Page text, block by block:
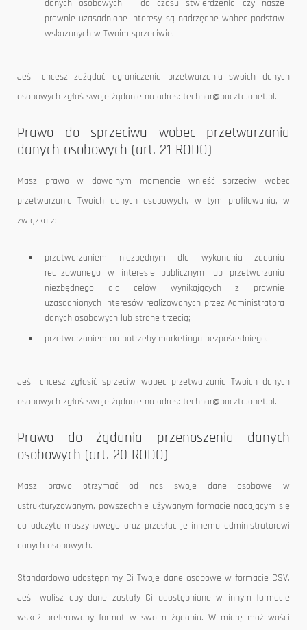
danych osobowych – do czasu stwierdzenia czy nasze
prawnie uzasadnione interesy są nadrzędne wobec podstaw
wskazanych w Twoim sprzeciwie.
Jeśli chcesz zażądać ograniczenia przetwarzania swoich danych
osobowych zgłoś swoje żądanie na adres: technar@poczta.onet.pl.
Prawo do sprzeciwu wobec przetwarzania
danych osobowych (art. 21 RODO)
Masz prawo w dowolnym momencie wnieść sprzeciw wobec
przetwarzania Twoich danych osobowych, w tym profilowania, w
związku z:
przetwarzaniem niezbędnym dla wykonania zadania
realizowanego w interesie publicznym lub przetwarzania
niezbędnego dla celów wynikających z prawnie
uzasadnionych interesów realizowanych przez Administratora
danych osobowych lub stronę trzecią;
przetwarzaniem na potrzeby marketingu bezpośredniego.
Jeśli chcesz zgłosić sprzeciw wobec przetwarzania Twoich danych
osobowych zgłoś swoje żądanie na adres: technar@poczta.onet.pl.
Prawo do żądania przenoszenia danych
osobowych (art. 20 RODO)
Masz prawo otrzymać od nas swoje dane osobowe w
ustrukturyzowanym, powszechnie używanym formacie nadającym się
do odczytu maszynowego oraz przesłać je innemu administratorowi
danych osobowych.
Standardowo udostępnimy Ci Twoje dane osobowe w formacie CSV.
Jeśli wolisz aby dane zostały Ci udostępnione w innym formacie
wskaż preferowany format w swoim żądaniu. W miarę możliwości